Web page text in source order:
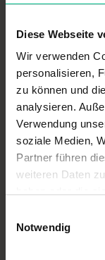
Diese Webseite
Wir verwenden
personalisieren,
zu können und
analysieren.
Verwendung
soziale Medien,
Partner führen
weiteren Daten
Notwendig
COQUI
Unterbauter